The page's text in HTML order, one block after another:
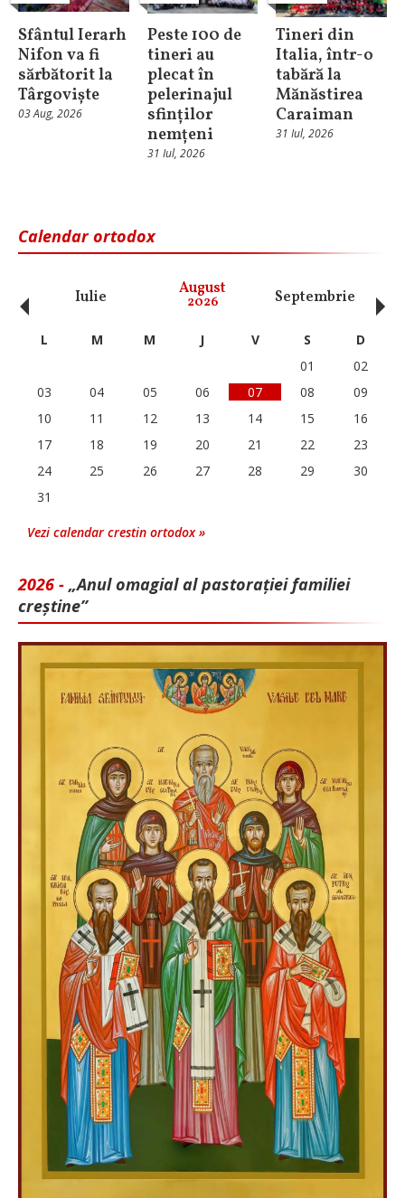
Sfântul Ierarh
Nifon va fi
sărbătorit la
Târgoviște
03 Aug, 2026
Peste 100 de
tineri au
plecat în
pelerinajul
sfinților
nemțeni
31 Iul, 2026
Tineri din
Italia, într-o
tabără la
Mănăstirea
Caraiman
31 Iul, 2026
Calendar ortodox
Iulie August
2026 Septembrie
‹ L M M J V S
D
01
02
03
04 05 06 07 08
09
10
11 12 13 14 15
16
17
18 19 20 21 22
23
24
25 26 27 28 29
30
31
Vezi calendar crestin ortodox »
2026 - „Anul omagial al pastorației familiei
creștine”